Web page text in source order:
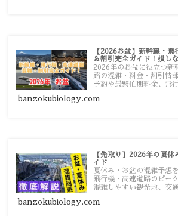
【2026お盆】新幹線・
＆割引完全ガイド！損し
2026年のお盆に役立つ新
路の混雑・料金・割引情
予約や最繁忙期料金、飛
い移動方法を分かりやす
banzokubiology.com
【先取り】2026年の夏休
イド
夏休み・お盆の混雑予想
飛行機・高速道路のピー
混雑しやすい観光地、交
banzokubiology.com